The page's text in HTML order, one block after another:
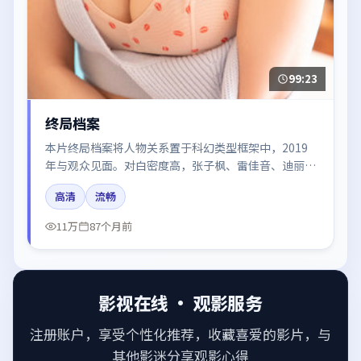
99:23
终局档案
本片终局档案将人物关系置于科幻类型框架中，2019
年与观众见面。对白密度高，张子枫、雷佳音、迪丽热
巴、梁朝伟的台词节奏值得关注；整体气质偏中国大陆
都市与冷色调摄影。
高清
流畅
11万
87个月前
影视在线 · 观影服务
注册账户，享受个性化推荐，收藏喜爱的影片，与
其他影迷分享观影心得